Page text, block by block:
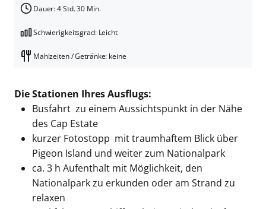
Dauer: 4 Std. 30 Min.
Schwierigkeitsgrad: Leicht
Mahlzeiten / Getränke: keine
Die Stationen Ihres Ausflugs:
Busfahrt zu einem Aussichtspunkt in der Nähe
des Cap Estate
kurzer Fotostopp mit traumhaftem Blick über
Pigeon Island und weiter zum Nationalpark
ca. 3 h Aufenthalt mit Möglichkeit, den
Nationalpark zu erkunden oder am Strand zu
relaxen